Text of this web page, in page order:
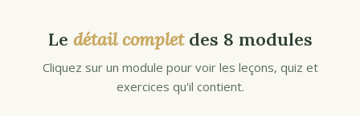
Le détail completdes 8 modules
Cliquez sur un module pour voir les leçons, quiz et
exercices qu'il contient.